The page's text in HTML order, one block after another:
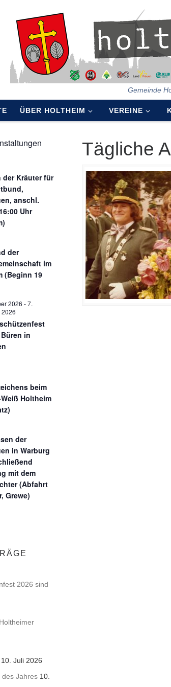
Gemeinde
ÜBER HOLTHEIM VEREINE
Tägliche
der Kräuter für
anschl.
Uhr
der
im
(Beginn 19
2026 -7.
in
beim
Holtheim
der
in Warburg
mit dem
(Abfahrt
Grewe)
2026 sind
10. Juli 2026
des Jahres 10.